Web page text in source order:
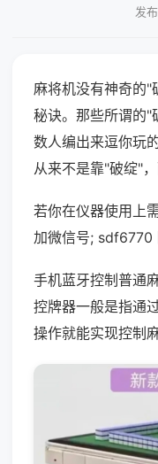
发
麻将机没有神奇的"
秘诀。那些所谓的"
数人编出来逗你玩
从来不是靠"破绽"
若你在仪器使用上
加微信号; sdf6770
手机蓝牙控制普通
控牌器一般是指通
操作就能实现控制